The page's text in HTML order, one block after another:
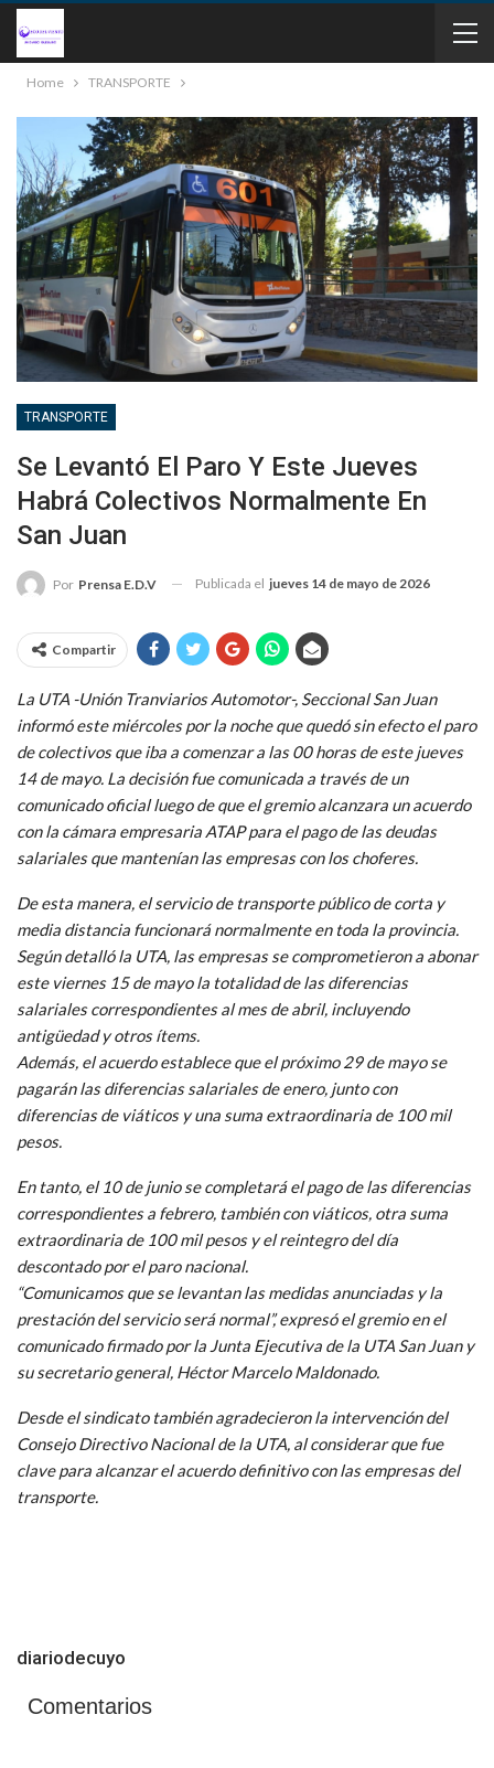
Home TRANSPORTE
TRANSPORTE
Se Levantó El Paro Y Este Jueves
Habrá Colectivos Normalmente En
San Juan
Por Prensa E.D.V Publicada el jueves 14 de mayo de 2026
Compartir
La UTA -Unión Tranviarios Automotor-, Seccional San Juan
informó este miércoles por la noche que quedó sin efecto el paro
de colectivos que iba a comenzar a las 00 horas de este jueves
14 de mayo. La decisión fue comunicada a través de un
comunicado oficial luego de que el gremio alcanzara un acuerdo
con la cámara empresaria ATAP para el pago de las deudas
salariales que mantenían las empresas con los choferes.
De esta manera, el servicio de transporte público de corta y
media distancia funcionará normalmente en toda la provincia.
Según detalló la UTA, las empresas se comprometieron a abonar
este viernes 15 de mayo la totalidad de las diferencias
salariales correspondientes al mes de abril, incluyendo
antigüedad y otros ítems.
Además, el acuerdo establece que el próximo 29 de mayo se
pagarán las diferencias salariales de enero, junto con
diferencias de viáticos y una suma extraordinaria de 100 mil
pesos.
En tanto, el 10 de junio se completará el pago de las diferencias
correspondientes a febrero, también con viáticos, otra suma
extraordinaria de 100 mil pesos y el reintegro del día
descontado por el paro nacional.
“Comunicamos que se levantan las medidas anunciadas y la
prestación del servicio será normal”, expresó el gremio en el
comunicado firmado por la Junta Ejecutiva de la UTA San Juan y
su secretario general, Héctor Marcelo Maldonado.
Desde el sindicato también agradecieron la intervención del
Consejo Directivo Nacional de la UTA, al considerar que fue
clave para alcanzar el acuerdo definitivo con las empresas del
transporte.
diariodecuyo
Comentarios